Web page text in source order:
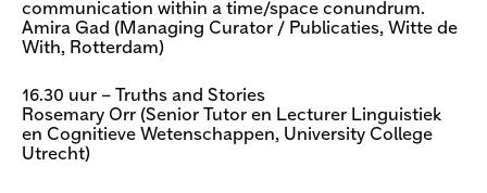
communication within a time/space conundrum.
Amira Gad (Managing Curator / Publicaties, Witte de
With, Rotterdam)
16.30 uur – Truths and Stories
Rosemary Orr (Senior Tutor en Lecturer Linguistiek
en Cognitieve Wetenschappen, University College
Utrecht)